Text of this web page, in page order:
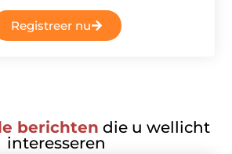
Registreer nu
berichten die u wellicht
interesseren